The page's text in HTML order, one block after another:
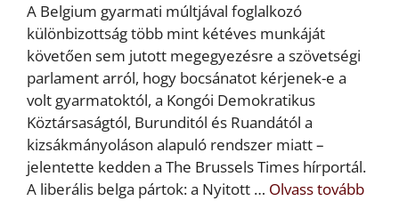
A Belgium gyarmati múltjával foglalkozó
különbizottság több mint kétéves munkáját
követően sem jutott megegyezésre a szövetségi
parlament arról, hogy bocsánatot kérjenek-e a
volt gyarmatoktól, a Kongói Demokratikus
Köztársaságtól, Burunditól és Ruandától a
kizsákmányoláson alapuló rendszer miatt –
jelentette kedden a The Brussels Times hírportál.
A liberális belga pártok: a Nyitott … Olvass tovább